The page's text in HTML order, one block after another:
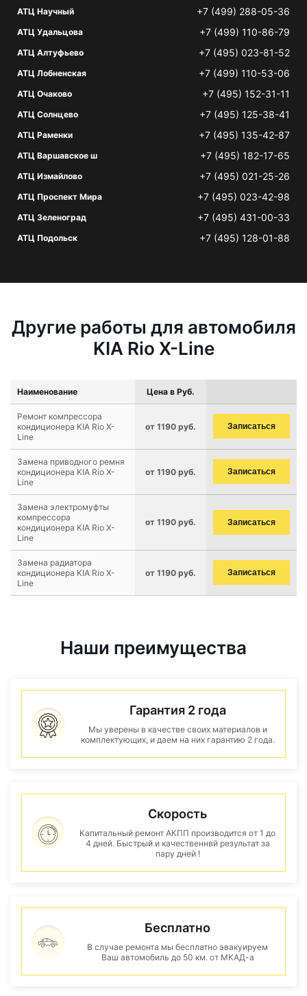
АТЦ Научный +7 (499) 288-05-36
АТЦ Удальцова +7 (499) 110-86-79
АТЦ Алтуфьево +7 (495) 023-81-52
АТЦ Лобненская +7 (499) 110-53-06
АТЦ Очаково +7 (495) 152-31-11
АТЦ Солнцево +7 (495) 125-38-41
АТЦ Раменки +7 (495) 135-42-87
АТЦ Варшавское ш +7 (495) 182-17-65
АТЦ Измайлово +7 (495) 021-25-26
АТЦ Проспект Мира +7 (495) 023-42-98
АТЦ Зеленоград +7 (495) 431-00-33
АТЦ Подольск +7 (495) 128-01-88
Другие работы для автомобиля
KIA Rio X-Line
Наименование Цена в Руб.
Ремонт компрессора
кондиционера KIA Rio X-
Line
от 1190 руб. Записаться
Замена приводного ремня
кондиционера KIA Rio X-
Line
от 1190 руб. Записаться
Замена электромуфты
компрессора
кондиционера KIA Rio X-
Line
от 1190 руб. Записаться
Замена радиатора
кондиционера KIA Rio X-
Line
от 1190 руб. Записаться
Наши преимущества
Гарантия 2 года
Мы уверены в качестве своих материалов и
комплектующих, и даем на них гарантию 2 года.
Скорость
Капитальный ремонт АКПП производится от 1 до
4 дней. Быстрый и качественнвй результат за
пару дней !
Бесплатно
В случае ремонта мы бесплатно эвакуируем
Ваш автомобиль до 50 км. от МКАД-а